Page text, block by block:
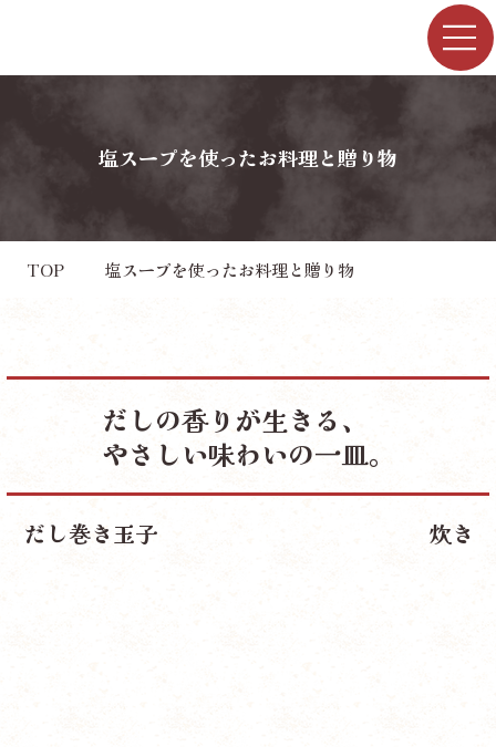
塩スープを使ったお料理と贈り物
TOP 塩スープを使ったお料理と贈り物
だしの香りが生きる、
やさしい味わいの一皿。
だし巻き玉子 炊き